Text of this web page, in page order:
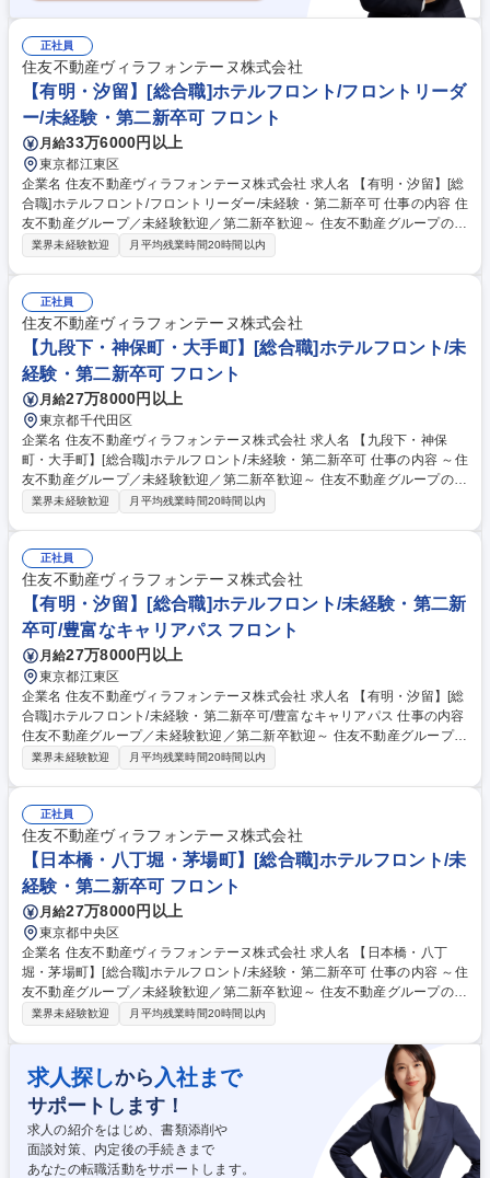
正社員
住友不動産ヴィラフォンテーヌ株式会社
【有明・汐留】[総合職]ホテルフロント/フロントリーダ
ー/未経験・第二新卒可 フロント
月給33万6000円以上
東京都江東区
企業名 住友不動産ヴィラフォンテーヌ株式会社 求人名 【有明・汐留】[総
合職]ホテルフロント/フロントリーダー/未経験・第二新卒可 仕事の内容 住
友不動産グループ／未経験歓迎／第二新卒歓迎～ 住友不動産グループの当
社でホテルフロント業務をお任せします。適性に応じてフロント一般職ま
せします。 ・チェックイン・チェックアウト対応業務 ・予約受付、問い
合わせ、お客様要望への対応業務 ・請求書等の事務処理業務 ・稼動・売
上管理、客室対応、安全管理等の業務 募集職種 【有明・汐留】[総合職]ホ
テルフロント/フロントリーダー/未経験・第二新卒可
業界未経験歓迎 月平均残業時間20時間以内
正社員
住友不動産ヴィラフォンテーヌ株式会社
【九段下・神保町・大手町】[総合職]ホテルフロント/未
経験・第二新卒可 フロント
月給27万8000円以上
東京都千代田区
企業名 住友不動産ヴィラフォンテーヌ株式会社 求人名 【九段下・神保
町・大手町】[総合職]ホテルフロント/未経験・第二新卒可 仕事の内容 ～住
友不動産グループ／未経験歓迎／第二新卒歓迎～ 住友不動産グループの当
社でホテルフロント業務をお任せします。総合職採用のため、住友不動産
営業務全般をお任せします。 ・チェックイン・チェックアウト対応業務
・予約受付、問い合わせ、お客様要望への対応業務 ・請求書等の事務処理
業務 ・稼動・売上管理、客室対応、安全管理等の業務 募集職種 【九段
下・神保町・大手町】[総合職]ホテルフロント/未経験・第二新卒可
業界未経験歓迎 月平均残業時間20時間以内
正社員
住友不動産ヴィラフォンテーヌ株式会社
【有明・汐留】[総合職]ホテルフロント/未経験・第二新
卒可/豊富なキャリアパス フロント
月給27万8000円以上
東京都江東区
企業名 住友不動産ヴィラフォンテーヌ株式会社 求人名 【有明・汐留】[総
合職]ホテルフロント/未経験・第二新卒可/豊富なキャリアパス 仕事の内容
住友不動産グループ／未経験歓迎／第二新卒歓迎～ 住友不動産グループの
当社でホテルフロント業務をお任せします。総合職採用のため、住友不動
営業務全般をお任せします。 ・チェックイン・チェックアウト対応業務
・予約受付、問い合わせ、お客様要望への対応業務 ・請求書等の事務処理
業務 ・稼動・売上管理、客室対応、安全管理等の業務 募集職種 【有明・
汐留】[総合職]ホテルフロント/未経験・第二新卒可/豊富なキャリアパス
業界未経験歓迎 月平均残業時間20時間以内
正社員
住友不動産ヴィラフォンテーヌ株式会社
【日本橋・八丁堀・茅場町】[総合職]ホテルフロント/未
経験・第二新卒可 フロント
月給27万8000円以上
東京都中央区
企業名 住友不動産ヴィラフォンテーヌ株式会社 求人名 【日本橋・八丁
堀・茅場町】[総合職]ホテルフロント/未経験・第二新卒可 仕事の内容 ～住
友不動産グループ／未経験歓迎／第二新卒歓迎～ 住友不動産グループの当
社でホテルフロント業務をお任せします。総合職採用のため、住友不動産
客・予約・問い合わせ対応および付帯業務/観光案内/安全管理等ホテル運
営業務全般をお任せします。 ・チェックイン・チェックアウト対応業務
・予約受付、問い合わせ、お客様要望への対応業務 ・請求書等の事務処理
業務 ・稼動・売上管理、客室対応、安全管理等の業務 募集職種 【日本
橋・八丁堀・茅場町】[総合職]ホテルフロント/未経験・第二新卒可
業界未経験歓迎 月平均残業時間20時間以内
求人探しから 入社まで
サポートします！
求人の紹介をはじめ、書類添削や
面談対策、内定後の手続きまで
あなたの転職活動をサポートします。